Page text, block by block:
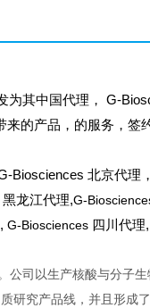
其中国代理， G-
的产品，的服务，
Biosciences 北京代
黑龙江代理,G-
G-Biosciences 四川代理,
公司以生产核酸与分
究产品线，并且形成